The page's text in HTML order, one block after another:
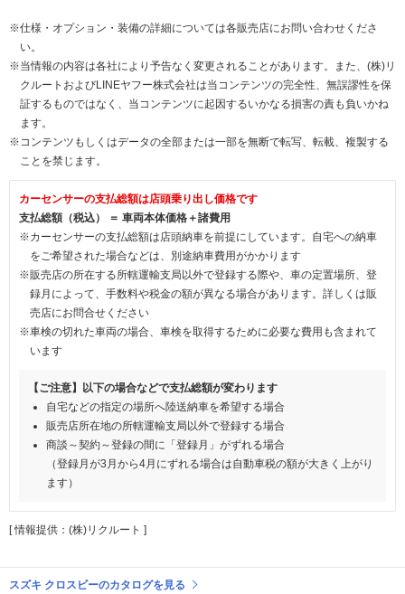
※仕様・オプション・装備の詳細については各販売店にお問い合わせくださ
い。
※当情報の内容は各社により予告なく変更されることがあります。また、(株)リ
クルートおよびLINEヤフー株式会社は当コンテンツの完全性、無誤謬性を保
証するものではなく、当コンテンツに起因するいかなる損害の責も負いかね
ます。
※コンテンツもしくはデータの全部または一部を無断で転写、転載、複製する
ことを禁じます。
カーセンサーの支払総額は店頭乗り出し価格です
支払総額（税込） ＝ 車両本体価格＋諸費用
※カーセンサーの支払総額は店頭納車を前提にしています。自宅への納車
をご希望された場合などは、別途納車費用がかかります
※販売店の所在する所轄運輸支局以外で登録する際や、車の定置場所、登
録月によって、手数料や税金の額が異なる場合があります。詳しくは販
売店にお問合せください
※車検の切れた車両の場合、車検を取得するために必要な費用も含まれて
います
【ご注意】以下の場合などで支払総額が変わります
自宅などの指定の場所へ陸送納車を希望する場合
販売店所在地の所轄運輸支局以外で登録する場合
商談～契約～登録の間に「登録月」がずれる場合
（登録月が3月から4月にずれる場合は自動車税の額が大きく上がり
ます）
[ 情報提供：(株)リクルート ]
スズキ クロスビーのカタログを見る